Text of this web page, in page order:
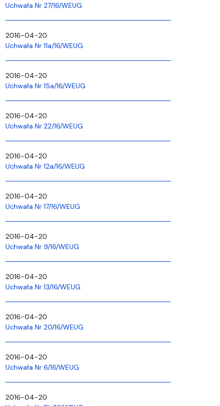
Uchwała Nr 27/16/WEUG
2016-04-20
Uchwała Nr 11a/16/WEUG
2016-04-20
Uchwała Nr 15a/16/WEUG
2016-04-20
Uchwała Nr 22/16/WEUG
2016-04-20
Uchwała Nr 12a/16/WEUG
2016-04-20
Uchwała Nr 17/16/WEUG
2016-04-20
Uchwała Nr 9/16/WEUG
2016-04-20
Uchwała Nr 13/16/WEUG
2016-04-20
Uchwała Nr 20/16/WEUG
2016-04-20
Uchwała Nr 6/16/WEUG
2016-04-20